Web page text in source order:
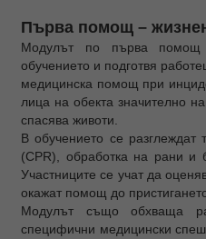
Първа помощ –
Модулът по първа
обучението и подготвя
медицинска помощ при
лица на обекта значително
спасява животи.
В обучението се разглеждат
(CPR), обработка на рани и
Участниците се учат да
окажат помощ до
Модулът също обхваща
специфични медицински